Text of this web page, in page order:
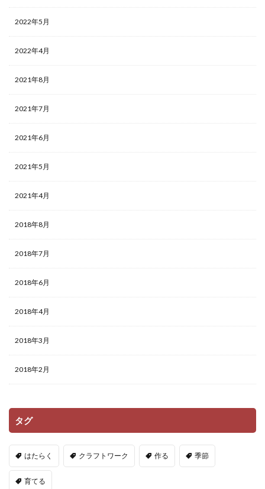
2022年5月
2022年4月
2021年8月
2021年7月
2021年6月
2021年5月
2021年4月
2018年8月
2018年7月
2018年6月
2018年4月
2018年3月
2018年2月
タグ
はたらく クラフトワーク 作る 季節
育てる